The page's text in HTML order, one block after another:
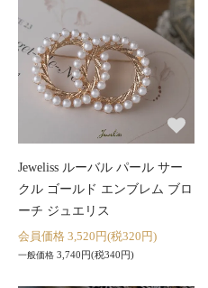
Jeweliss ルーバル パール サー
クル ゴールド エンブレム ブロ
ーチ ジュエリス
会員価格 3,520円(税320円)
一般価格 3,740円(税340円)